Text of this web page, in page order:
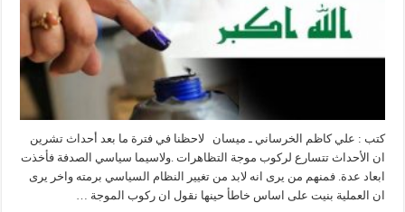
كتب : علي كاظم الخرساني ـ ميسان لاحظنا في فترة ما بعد أحداث تشرين
ان الأحداث تتسارع لركوب موجة التظاهرات .ولاسيما سياسي الصدفة فأخذت
ابعاد عدة. فمنهم من يرى انه لابد من تغيير النظام السياسي برمته واخر يرى
ان العملية بنيت على اساس خاطأ حينها نقول ان ركوب الموجة …